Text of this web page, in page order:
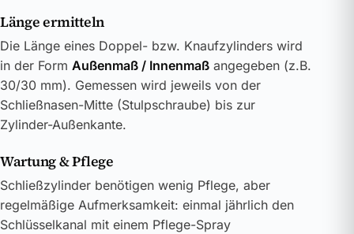
Länge ermitteln
Die Länge eines Doppel- bzw. Knaufzylinders wird
in der Form Außenmaß / Innenmaß angegeben (z.B.
30/30 mm). Gemessen wird jeweils von der
Schließnasen-Mitte (Stulpschraube) bis zur
Zylinder-Außenkante.
Wartung & Pflege
Schließzylinder benötigen wenig Pflege, aber
regelmäßige Aufmerksamkeit: einmal jährlich den
Schlüsselkanal mit einem Pflege-Spray